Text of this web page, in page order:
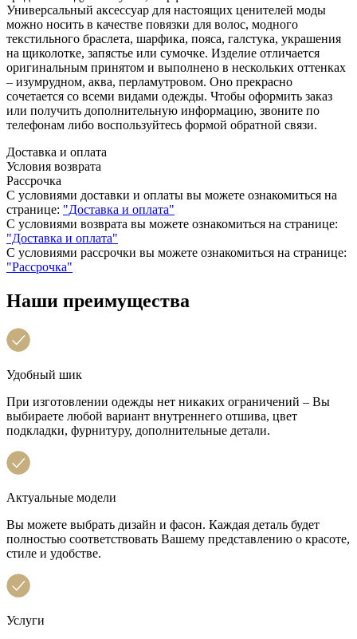
Универсальный аксессуар для настоящих ценителей моды
можно носить в качестве повязки для волос, модного
текстильного браслета, шарфика, пояса, галстука, украшения
на щиколотке, запястье или сумочке. Изделие отличается
оригинальным принятом и выполнено в нескольких оттенках
– изумрудном, аква, перламутровом. Оно прекрасно
сочетается со всеми видами одежды. Чтобы оформить заказ
или получить дополнительную информацию, звоните по
телефонам либо воспользуйтесь формой обратной связи.
Доставка и оплата
Условия возврата
Рассрочка
С условиями доставки и оплаты вы можете ознакомиться на
странице: "Доставка и оплата"
С условиями возврата вы можете ознакомиться на странице:
"Доставка и оплата"
С условиями рассрочки вы можете ознакомиться на странице:
"Рассрочка"
Наши преимущества
Удобный шик
При изготовлении одежды нет никаких ограничений – Вы
выбираете любой вариант внутреннего отшива, цвет
подкладки, фурнитуру, дополнительные детали.
Актуальные модели
Вы можете выбрать дизайн и фасон. Каждая деталь будет
полностью соответствовать Вашему представлению о красоте,
стиле и удобстве.
Услуги